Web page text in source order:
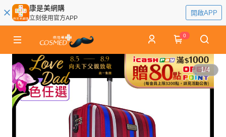
康是美網購
立刻使用官方APP
開啟APP
0
1/4